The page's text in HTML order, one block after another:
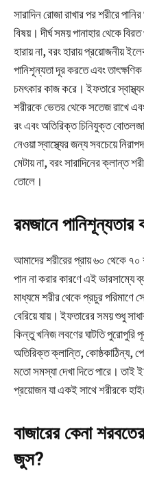
সারাদিন রোজা রাখার পর শরীরে
বিষয়। দীর্ঘ সময় পানাহার থেকে
হারায় না, বরং হারায় প্রয়োজনীয়
পানিশূন্যতা দূর করতে এবং
চমৎকার কাজ করে। ইফতারে
শরীরকে ভেতর থেকে সতেজ রাখে
রং এবং অতিরিক্ত চিনিযুক্ত
নেওয়া স্বাস্থ্যের জন্য সবচেয়ে
মেটায় না, বরং সারাদিনের ক্লান্ত
তোলে।
রমজানে
আমাদের শরীরের প্রায় ৬০ থেকে ৭০
পান না করার কারণে এই ভারসাম্যে
মাধ্যমে শরীর থেকে প্রচুর পরিমাণে
বেরিয়ে যায়। ইফতারের সময় শুধু
কিন্তু খনিজ লবণের ঘাটতি পুরোপুরি
অতিরিক্ত ক্লান্তি, কোষ্ঠকাঠিন্য,
মতো সমস্যা দেখা দিতে পারে। তাই
প্রয়োজন যা একই সাথে শরীরকে
বাজারের কেনা
জুস?